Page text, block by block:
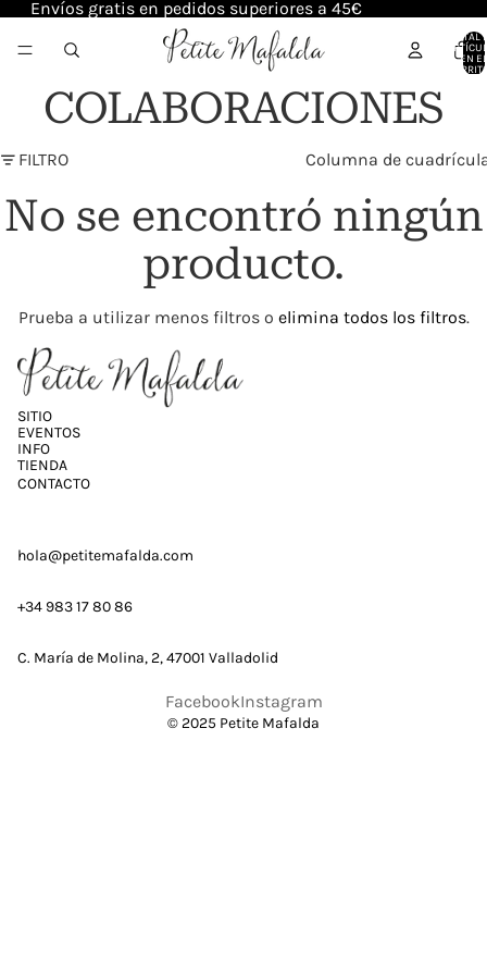
Envíos gratis en pedidos superiores a 45€
TOTAL
EN EL
COLABORACIONES
FILTRO Columna de
No se encontró ningún
producto.
Prueba a utilizar menos filtros o elimina todos los filtros.
SITIO
EVENTOS
INFO
TIENDA
CONTACTO
hola@petitemafalda.com
+34 983 17 80 86
C. María de Molina, 2, 47001 Valladolid
FacebookInstagram
© 2025 Petite Mafalda